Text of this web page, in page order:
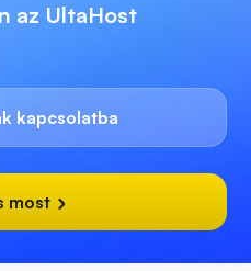
az UltaHost
kapcsolatba
most